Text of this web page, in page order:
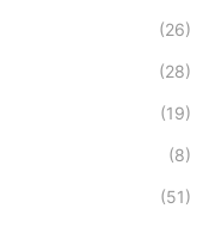
(26)
(28)
(19)
(8)
(51)